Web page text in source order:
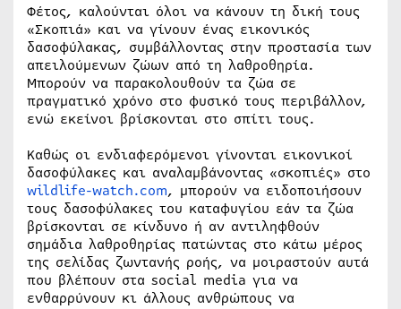
Φέτος, καλούνται όλοι να κάνουν τη δική τους
«Σκοπιά» και να γίνουν ένας εικονικός
δασοφύλακας, συμβάλλοντας στην προστασία των
απειλούμενων ζώων από τη λαθροθηρία.
Μπορούν να παρακολουθούν τα ζώα σε
πραγματικό χρόνο στο φυσικό τους περιβάλλον,
ενώ εκείνοι βρίσκονται στο σπίτι τους.
Καθώς οι ενδιαφερόμενοι γίνονται εικονικοί
δασοφύλακες και αναλαμβάνοντας «σκοπιές» στο
wildlife-watch.com, μπορούν να ειδοποιήσουν
τους δασοφύλακες του καταφυγίου εάν τα ζώα
βρίσκονται σε κίνδυνο ή αν αντιληφθούν
σημάδια λαθροθηρίας πατώντας στο κάτω μέρος
της σελίδας ζωντανής ροής, να μοιραστούν αυτά
που βλέπουν στα social media για να
ενθαρρύνουν κι άλλους ανθρώπους να